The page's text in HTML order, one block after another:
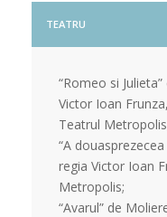
TEATRU
“Romeo si
Victor Ioan
Teatrul
“A
regia Victor Ioan
Metropolis;
“Avarul” de